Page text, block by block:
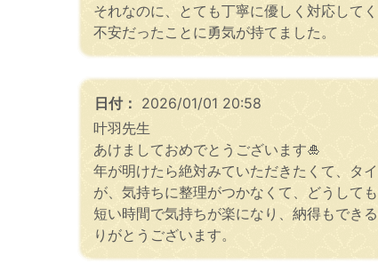
それなのに、とても丁寧に優しく対応して
不安だったことに勇気が持てました。
日付： 2026/01/01 20:58
叶羽先生
あけましておめでとうございます🎍
年が明けたら絶対みていただきたくて、タ
が、気持ちに整理がつかなくて、どうして
短い時間で気持ちが楽になり、納得もでき
りがとうございます。